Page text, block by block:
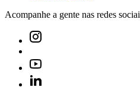
Acompanhe a gente nas redes